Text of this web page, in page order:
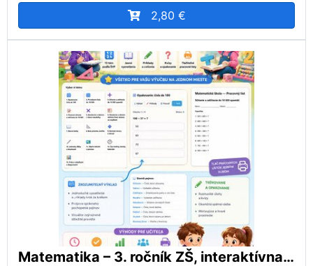
2,80 €
Matematika – 3. ročník ZŠ, interaktívna aplikácia podľa ŠVP